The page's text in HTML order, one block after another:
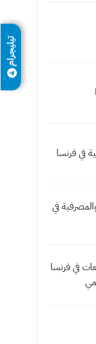
في فرنسا
في
10 جامعات في فرنسا
تيليجرام